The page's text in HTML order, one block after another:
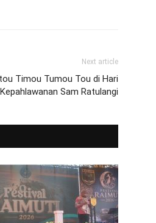
Next article
Timou Tumou Tou di Hari
Kepahlawanan Sam Ratulangi